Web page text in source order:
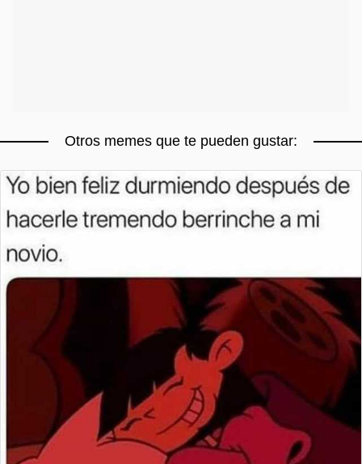
Otros memes que te pueden gustar: